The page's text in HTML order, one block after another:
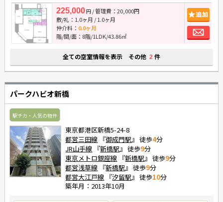
225,000円/ 管理費：20,000円
敷/礼： 1.0ヶ月 /1.0ヶ月
仲介料： 0.0ヶ月
階/間/面：8階/1LDK/43.86㎡
追
お
全ての空室情報を表示 その他 2 件
パークハビオ新橋
駅チカ・人気の物件
東京都港区新橋5-24-8
都営三田線 『御成門駅 』 徒歩4分
JR山手線 『新橋駅 』 徒歩9分
東京メトロ銀座線 『新橋駅 』 徒歩9分
都営浅草線 『新橋駅 』 徒歩9分
都営大江戸線 『汐留駅 』 徒歩10分
築年月：2013年10月